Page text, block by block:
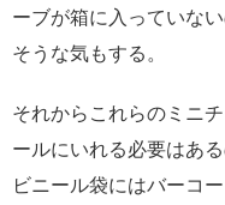
ーブが箱に入っていな
そうな気もする。
それからこれらのミニ
ールにいれる必要はあ
ビニール袋にはバーコ